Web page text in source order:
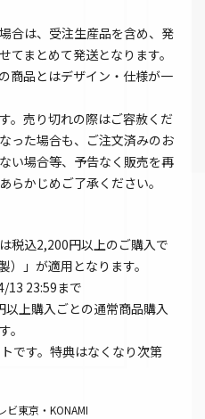
合は、受注生産品を含め、発
てまとめて発送となります。
商品とはデザイン・仕様が一
。売り切れの際はご容赦くだ
った場合も、ご注文済みのお
い場合等、予告なく販売を再
らかじめご了承ください。
税込2,200円以上のご購入で
）」が適用となります。
13 23:59まで
上購入ごとの通常商品購入
。
です。特典はなくなり次第
東京・KONAMI